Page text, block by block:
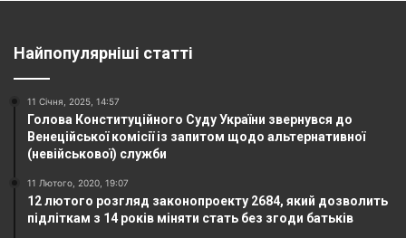
Найпопулярніші статті
11 Січня, 2025, 14:57
Голова Конституційного Суду України звернувся до
Венеційської комісії із запитом щодо альтернативної
(невійськової) служби
11 Лютого, 2020, 19:07
12 лютого розгляд законопроекту 2684, який дозволить
підліткам з 14 років міняти стать без згоди батьків